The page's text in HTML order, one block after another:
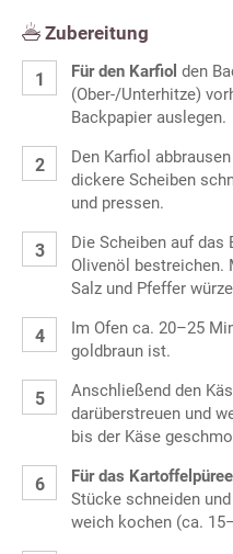
Zubereitung
Für den Karfiol den
(Ober-/Unterhitze)
Backpapier auslegen.
Den Karfiol
dickere Scheiben
und pressen.
Die Scheiben auf das
Olivenöl bestreichen.
Salz und Pfeffer
Im Ofen ca. 20–25
goldbraun ist.
Anschließend den
darüberstreuen und
bis der Käse
Für das Kartoffelpüree
Stücke schneiden
weich kochen (ca.